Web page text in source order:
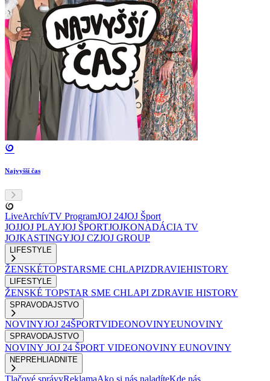
Najvyšší čas
LiveArchívTV ProgramJOJ 24JOJ Šport
JOJJOJ PLAYJOJ ŠPORTJOJKONADÁCIA TV
JOJKASTINGYJOJ CZJOJ GROUP
LIFESTYLE
ŽENSKÉTOPSTARSME CHLAPIZDRAVIEHISTORY
LIFESTYLE
ŽENSKÉ TOPSTAR SME CHLAPI ZDRAVIE HISTORY
SPRAVODAJSTVO
NOVINYJOJ 24ŠPORTVIDEONOVINYEUNOVINY
SPRAVODAJSTVO
NOVINY JOJ 24 ŠPORT VIDEONOVINY EUNOVINY
NEPREHLIADNITE